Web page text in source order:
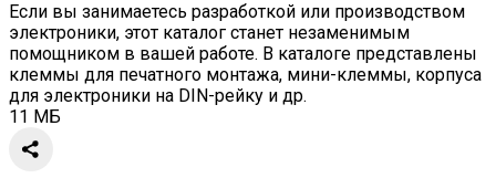
Если вы занимаетесь разработкой или производством
электроники, этот каталог станет незаменимым
помощником в вашей работе. В каталоге представлены
клеммы для печатного монтажа, мини-клеммы, корпуса
для электроники на DIN-рейку и др.
11 МБ